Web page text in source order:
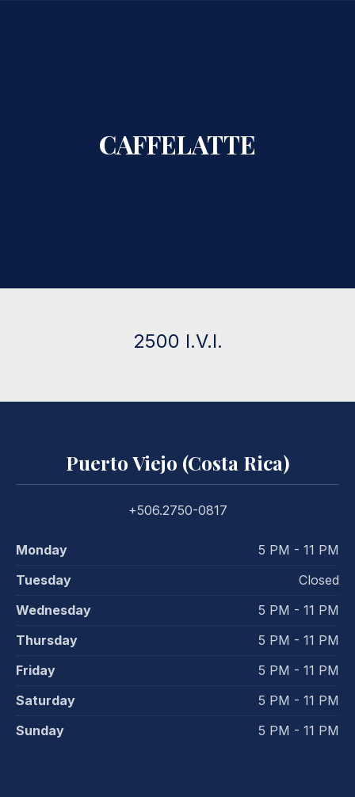
CAFFELATTE
2500 I.V.I.
Puerto Viejo (Costa Rica)
+506.2750-0817
Monday
5 PM - 11 PM
Tuesday
Closed
Wednesday
5 PM - 11 PM
Thursday
5 PM - 11 PM
Friday
5 PM - 11 PM
Saturday
5 PM - 11 PM
Sunday
5 PM - 11 PM